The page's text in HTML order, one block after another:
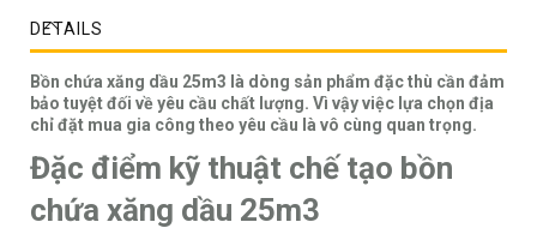
DETAILS
Bồn chứa xăng dầu 25m3 là dòng sản phẩm đặc thù cần đảm
bảo tuyệt đối về yêu cầu chất lượng. Vì vậy việc lựa chọn địa
chỉ đặt mua gia công theo yêu cầu là vô cùng quan trọng.
Đặc điểm kỹ thuật chế tạo bồn
chứa xăng dầu 25m3